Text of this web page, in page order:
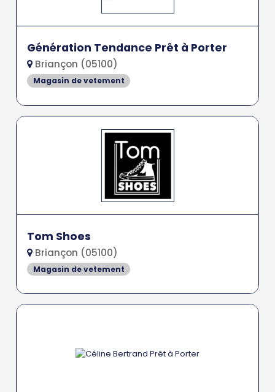
Génération Tendance Prêt à Porter
Briançon (05100)
Magasin de vetement
Tom Shoes
Briançon (05100)
Magasin de vetement